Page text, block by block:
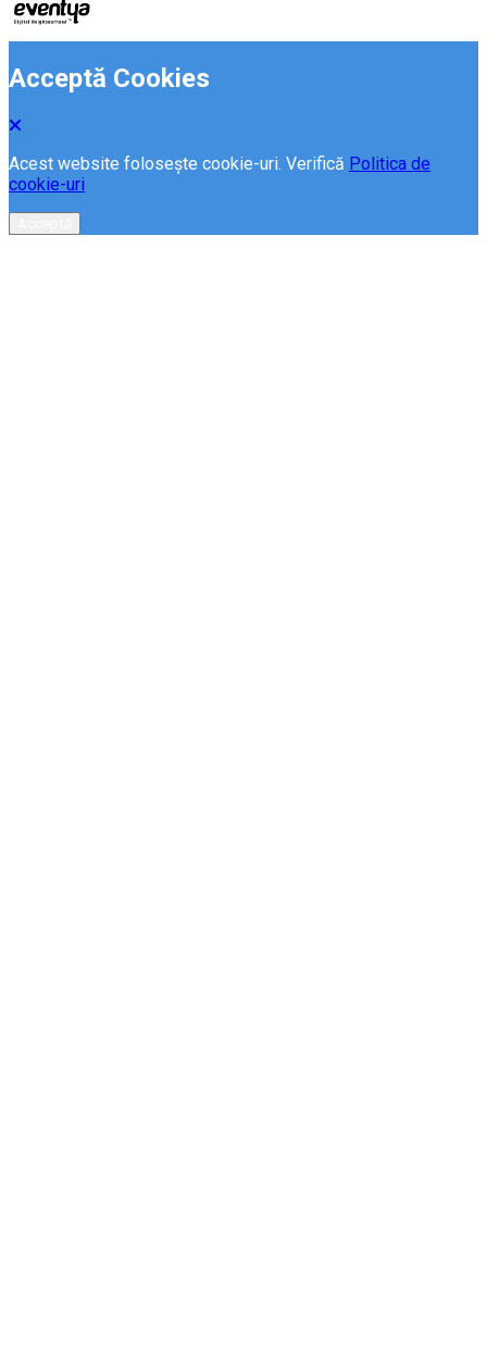
Acceptă Cookies
Acest website folosește cookie-uri. Verifică Politica de
cookie-uri